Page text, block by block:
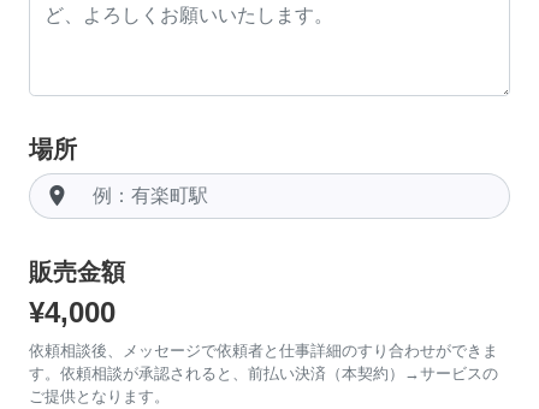
場所
room
販売金額
¥4,000
依頼相談後、メッセージで依頼者と仕事詳細のすり合わせができま
す。依頼相談が承認されると、前払い決済（本契約）→サービスの
ご提供となります。